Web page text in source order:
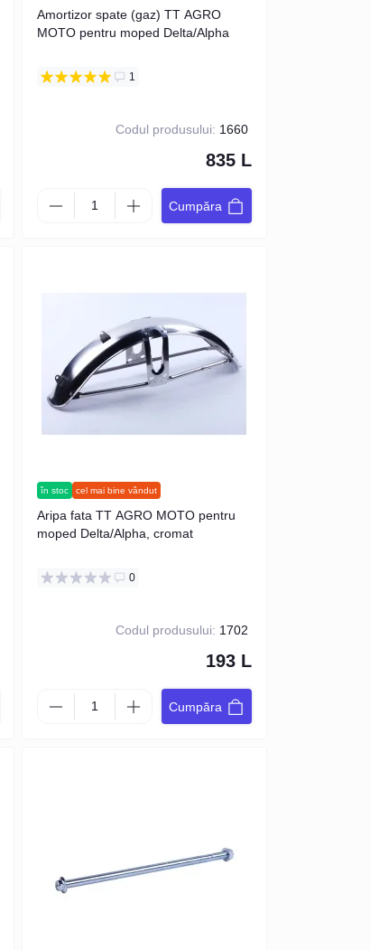
Amortizor spate (gaz) TT AGRO
MOTO pentru moped Delta/Alpha
1
Codul produsului: 1660
835 L
Cumpăra
în stoc cel mai bine vândut
Aripa fata TT AGRO MOTO pentru
moped Delta/Alpha, cromat
0
Codul produsului: 1702
193 L
Cumpăra